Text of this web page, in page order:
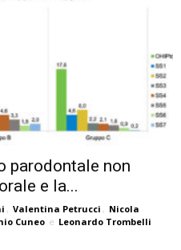
parodontale non
e la...
, Valentina Petrucci , Nicola
Cuneo e Leonardo Trombelli